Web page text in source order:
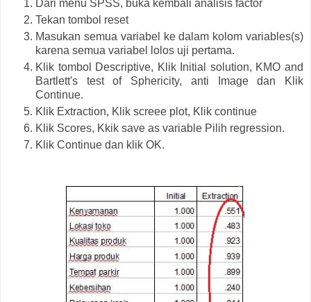
Dari menu SPSS, buka kembali analisis factor
Tekan tombol reset
Masukan semua variabel ke dalam kolom variables(s)
karena semua variabel lolos uji pertama.
Klik tombol Descriptive, Klik Initial solution, KMO and
Bartlett's test of Sphericity, anti Image dan Klik
Continue.
Klik Extraction, Klik screee plot, Klik continue
Klik Scores, Kkik save as variable Pilih regression.
Klik Continue dan klik OK.